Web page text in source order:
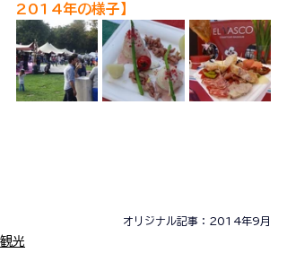
2014年の様子】
オリジナル記事：2014年9月
観光